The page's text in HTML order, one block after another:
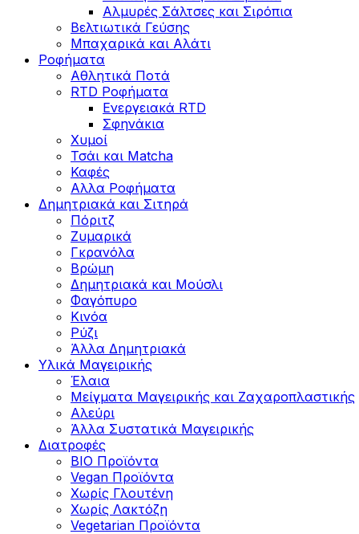
Αλμυρές Σάλτσες και Σιρόπια
Bελτιωτικά Γεύσης
Μπαχαρικά και Αλάτι
Ροφήματα
Αθλητικά Ποτά
RTD Ροφήματα
Ενεργειακά RTD
Σφηνάκια
Χυμοί
Τσάι και Matcha
Καφές
Αλλα Ροφήματα
Δημητριακά και Σιτηρά
Πόριτζ
Ζυμαρικά
Γκρανόλα
Βρώμη
Δημητριακά και Μούσλι
Φαγόπυρο
Κινόα
Ρύζι
Άλλα Δημητριακά
Υλικά Μαγειρικής
Έλαια
Μείγματα Μαγειρικής και Ζαχαροπλαστικής
Αλεύρι
Άλλα Συστατικά Μαγειρικής
Διατροφές
BIO Προϊόντα
Vegan Προϊόντα
Χωρίς Γλουτένη
Χωρίς Λακτόζη
Vegetarian Προϊόντα